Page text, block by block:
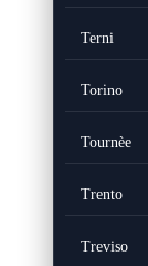
Terni
Torino
Tournèe
Trento
Treviso